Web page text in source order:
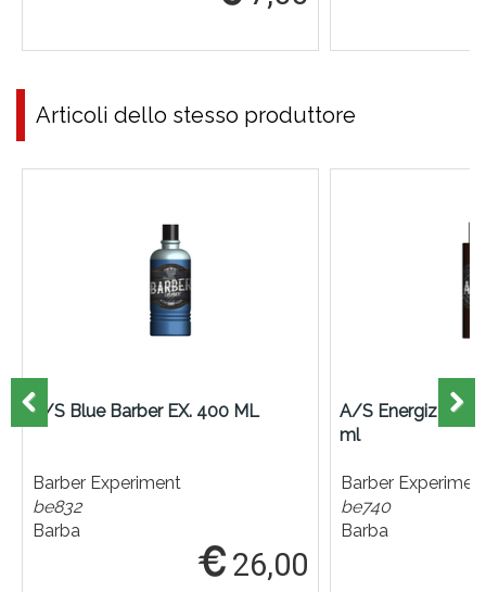
Articoli dello stesso produttore
A/S Blue Barber EX. 400 ML
Barber Experiment
be832
Barba
26,00
A/S Energizzante
ml
Barber
be740
Barba